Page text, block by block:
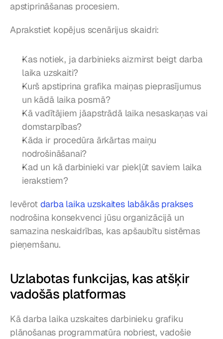
apstiprināšanas procesiem.
Aprakstiet kopējus scenārijus skaidri:
Kas notiek, ja darbinieks aizmirst beigt darba
laika uzskaiti?
Kurš apstiprina grafika maiņas pieprasījumus
un kādā laika posmā?
Kā vadītājiem jāapstrādā laika nesaskaņas vai
domstarpības?
Kāda ir procedūra ārkārtas maiņu
nodrošināšanai?
Kad un kā darbinieki var piekļūt saviem laika
ierakstiem?
Ievērot darba laika uzskaites labākās prakses
nodrošina konsekvenci jūsu organizācijā un
samazina neskaidrības, kas apšaubītu sistēmas
pieņemšanu.
Uzlabotas funkcijas, kas atšķir
vadošās platformas
Kā darba laika uzskaites darbinieku grafiku
plānošanas programmatūra nobriest, vadošie